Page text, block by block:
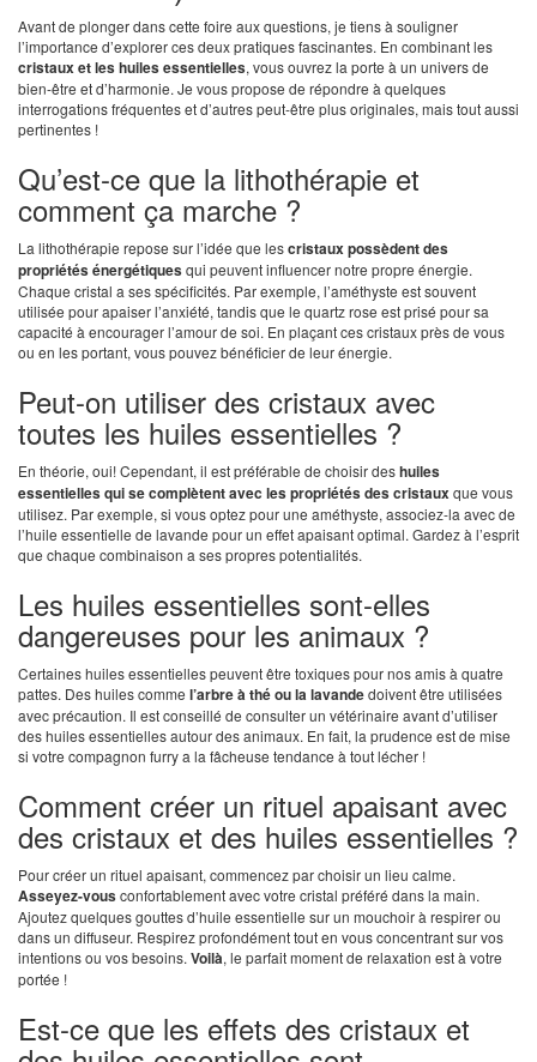
Avant de plonger dans cette foire aux questions, je tiens à souligner
l’importance d’explorer ces deux pratiques fascinantes. En combinant les
cristaux et les huiles essentielles, vous ouvrez la porte à un univers de
bien-être et d’harmonie. Je vous propose de répondre à quelques
interrogations fréquentes et d’autres peut-être plus originales, mais tout aussi
pertinentes !
Qu’est-ce que la lithothérapie et
comment ça marche ?
La lithothérapie repose sur l’idée que lescristaux possèdent des
propriétés énergétiquesqui peuvent influencer notre propre énergie.
Chaque cristal a ses spécificités. Par exemple, l’améthyste est souvent
utilisée pour apaiser l’anxiété, tandis que le quartz rose est prisé pour sa
capacité à encourager l’amour de soi. En plaçant ces cristaux près de vous
ou en les portant, vous pouvez bénéficier de leur énergie.
Peut-on utiliser des cristaux avec
toutes les huiles essentielles ?
En théorie, oui! Cependant, il est préférable de choisir deshuiles
essentielles qui se complètent avec les propriétés des cristauxque vous
utilisez. Par exemple, si vous optez pour une améthyste, associez-la avec de
l’huile essentielle de lavande pour un effet apaisant optimal. Gardez à l’esprit
que chaque combinaison a ses propres potentialités.
Les huiles essentielles sont-elles
dangereuses pour les animaux ?
Certaines huiles essentielles peuvent être toxiques pour nos amis à quatre
pattes. Des huiles comme l’arbre à thé ou la lavandedoivent être utilisées
avec précaution. Il est conseillé de consulter un vétérinaire avant d’utiliser
des huiles essentielles autour des animaux. En fait, la prudence est de mise
si votre compagnon furry a la fâcheuse tendance à tout lécher !
Comment créer un rituel apaisant avec
des cristaux et des huiles essentielles ?
Pour créer un rituel apaisant, commencez par choisir un lieu calme.
Asseyez-vousconfortablement avec votre cristal préféré dans la main.
Ajoutez quelques gouttes d’huile essentielle sur un mouchoir à respirer ou
dans un diffuseur. Respirez profondément tout en vous concentrant sur vos
intentions ou vos besoins. Voilà, le parfait moment de relaxation est à votre
portée !
Est-ce que les effets des cristaux et